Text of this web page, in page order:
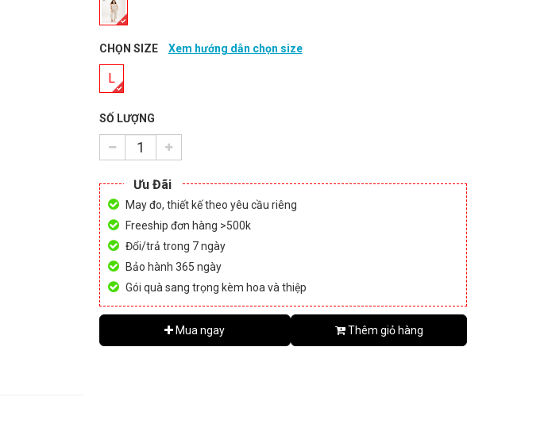
CHỌN SIZE Xem hướng dẫn chọn size
L
SỐ LƯỢNG
Ưu Đãi
May đo, thiết kế theo yêu cầu riêng
Freeship đơn hàng >500k
Đổi/trả trong 7 ngày
Bảo hành 365 ngày
Gói quà sang trọng kèm hoa và thiệp
Mua ngay Thêm giỏ hàng